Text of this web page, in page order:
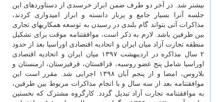
بیشتر شد. در آخر دو طرف ضمن ابراز خرسندی از دستاوردهای این
جلسه آنرا بسیار جامع و پربار دانسته و ابراز امیدواری کردند،
مذاکرات آتی بتواند گام بلندی در رسیدن به توسعه همکاریهای تجاری
بین طرفین باشد. لازم به ذکر است، موافقتنامه موقت برای تشکیل
منطقه تجارت آزاد میان ایران و اتحادیه اقتصادی اوراسیا بعد از حدود
۲ سال مذاکره در اردیبهشت ۱۳۹۷ میان ایران و اتحادیه اقتصادی
اوراسیا شامل پنج عضو روسیه، قزاقستان، قرقیزستان، ارمنستان و
بلاروس، امضا و از پنجم آبان ۱۳۹۸ اجرایی شد. مقرر است این
موافقتنامه بعد از سه سال و با انجام مذاکرات مربوط بین طرفین،
به موافقتنامه تجارت آزاد تبدیل گردد. کارگروه مشترک که نخستین